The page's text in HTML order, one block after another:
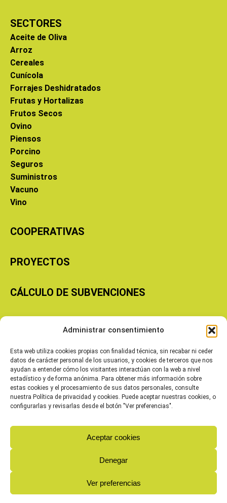
Administrar consentimiento
Esta web utiliza cookies propias con finalidad técnica, sin recabar ni ceder
datos de carácter personal de los usuarios, y cookies de terceros que nos
ayudan a entender cómo los visitantes interactúan con la web a nivel
estadístico y de forma anónima. Para obtener más información sobre
estas cookies y el procesamiento de sus datos personales, consulte
nuestra Política de privacidad y cookies. Puede aceptar nuestras cookies, o
configurarlas y revisarlas desde el botón "Ver preferencias".
Aceptar cookies
Denegar
Ver preferencias
SECTORES
Aceite de Oliva
Arroz
Cereales
Cunícola
Forrajes Deshidratados
Frutas y Hortalizas
Frutos Secos
Ovino
Piensos
Porcino
Seguros
Suministros
Vacuno
Vino
COOPERATIVAS
PROYECTOS
CÁLCULO DE SUBVENCIONES